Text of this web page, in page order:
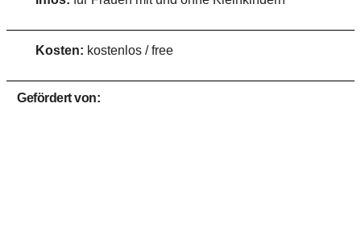
Kosten: kostenlos / free
Gefördert von: